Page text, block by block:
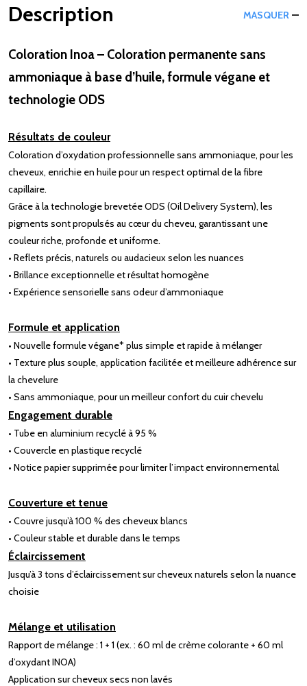
Description MASQUER
Coloration Inoa – Coloration permanente sans
ammoniaque à base d’huile, formule végane et
technologie ODS
Résultats de couleur
Coloration d’oxydation professionnelle sans ammoniaque, pour les
cheveux, enrichie en huile pour un respect optimal de la fibre
capillaire.
Grâce à la technologie brevetée ODS (Oil Delivery System), les
pigments sont propulsés au cœur du cheveu, garantissant une
couleur riche, profonde et uniforme.
• Reflets précis, naturels ou audacieux selon les nuances
• Brillance exceptionnelle et résultat homogène
• Expérience sensorielle sans odeur d’ammoniaque
Formule et application
• Nouvelle formule végane* plus simple et rapide à mélanger
• Texture plus souple, application facilitée et meilleure adhérence sur
la chevelure
• Sans ammoniaque, pour un meilleur confort du cuir chevelu
Engagement durable
• Tube en aluminium recyclé à 95 %
• Couvercle en plastique recyclé
• Notice papier supprimée pour limiter l’impact environnemental
Couverture et tenue
• Couvre jusqu’à 100 % des cheveux blancs
• Couleur stable et durable dans le temps
Éclaircissement
Jusqu’à 3 tons d’éclaircissement sur cheveux naturels selon la nuance
choisie
Mélange et utilisation
Rapport de mélange : 1 + 1 (ex. : 60 ml de crème colorante + 60 ml
d’oxydant INOA)
Application sur cheveux secs non lavés